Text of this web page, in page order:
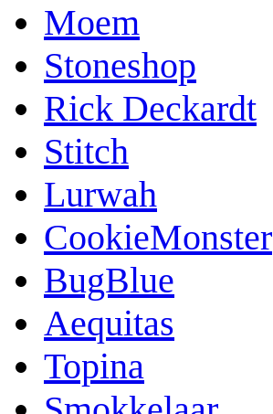
Moem
Stoneshop
Rick Deckardt
Stitch
Lurwah
CookieMonster
BugBlue
Aequitas
Topina